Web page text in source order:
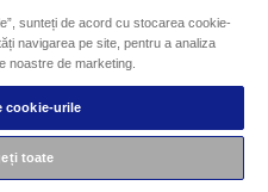
cookie
linie de accesibilitate
Seiko Epson
sunteți de acord cu stocarea cookie-
navigarea pe site, pentru a analiza
noastre de marketing.
cookie-urile
toate